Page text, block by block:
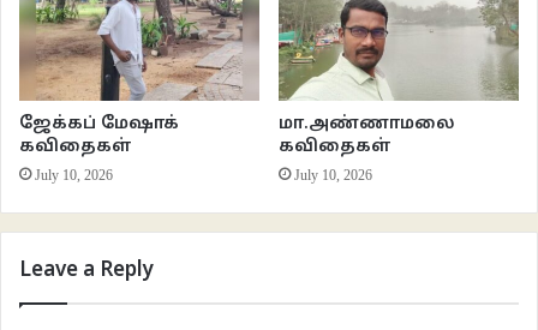
தீபிகா நடரஜன் வாசகசாலை
ஜேக்கப் மேஷாக்
கவிதைகள்
July 10, 2026
மா.அண்ணாமலை
கவிதைகள்
July 10, 2026
Leave a Reply